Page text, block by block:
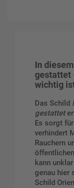
In
gestattet
wichtig
Das Schild
gestattet
Es sorgt für
verhindert
Rauchern
kann
genau hier
Schild